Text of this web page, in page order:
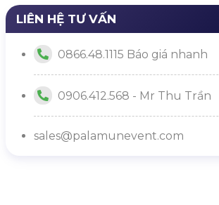
LIÊN HỆ TƯ VẤN
0866.48.1115 Báo giá nhanh
0906.412.568 - Mr Thu Trần
sales@palamunevent.com